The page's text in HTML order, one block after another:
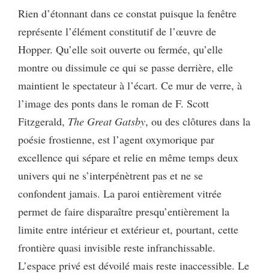
Rien d’étonnant dans ce constat puisque la fenêtre
représente l’élément constitutif de l’œuvre de
Hopper. Qu’elle soit ouverte ou fermée, qu’elle
montre ou dissimule ce qui se passe derrière, elle
maintient le spectateur à l’écart. Ce mur de verre, à
l’image des ponts dans le roman de F. Scott
Fitzgerald, The Great Gatsby, ou des clôtures dans la
poésie frostienne, est l’agent oxymorique par
excellence qui sépare et relie en même temps deux
univers qui ne s’interpénètrent pas et ne se
confondent jamais. La paroi entièrement vitrée
permet de faire disparaître presqu’entièrement la
limite entre intérieur et extérieur et, pourtant, cette
frontière quasi invisible reste infranchissable.
L’espace privé est dévoilé mais reste inaccessible. Le